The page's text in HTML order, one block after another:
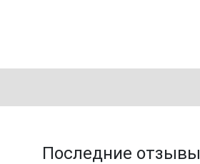
Последние отзывы